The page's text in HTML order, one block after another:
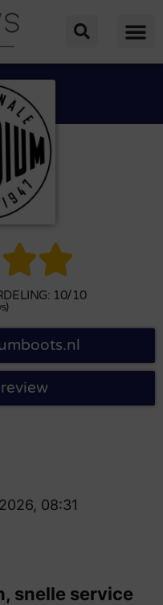

10/10
08:31
snelle service